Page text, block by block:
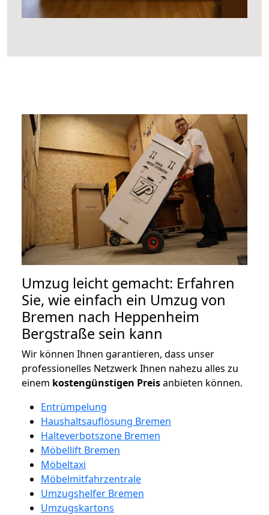
Umzug leicht gemacht: Erfahren
Sie, wie einfach ein Umzug von
Bremen nach Heppenheim
Bergstraße sein kann
Wir können Ihnen garantieren, dass unser
professionelles Netzwerk Ihnen nahezu alles zu
einem kostengünstigen Preisanbieten können.
Entrümpelung
Haushaltsauflösung Bremen
Halteverbotszone Bremen
Möbellift Bremen
Möbeltaxi
Möbelmitfahrzentrale
Umzugshelfer Bremen
Umzugskartons